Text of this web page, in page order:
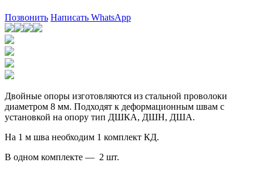
Позвонить Написать WhatsApp
Двойные опоры изготовляются из стальной проволоки
диаметром 8 мм. Подходят к деформационным швам с
установкой на опору тип ДШКА, ДШН, ДША.
На 1 м шва необходим 1 комплект КД.
В одном комплекте — 2 шт.